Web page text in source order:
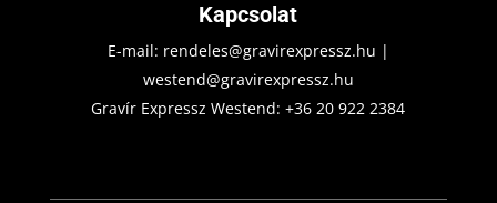
Kapcsolat
E-mail: rendeles@gravirexpressz.hu |
westend@gravirexpressz.hu
Gravír Expressz Westend:+36 20 922 2384